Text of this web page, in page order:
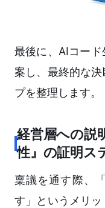
最後に、AIコー
案し、最終的な
プを整理します。
経営層への説
性』の証明ス
稟議を通す際、
す」というメリ